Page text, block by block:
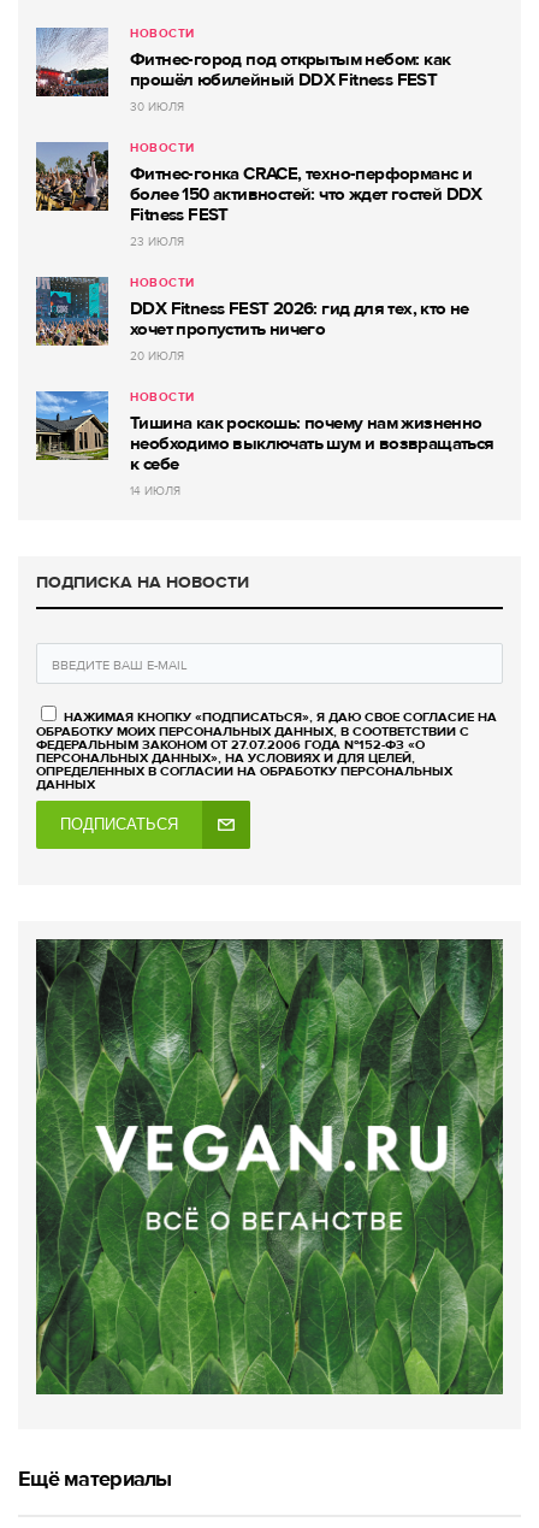
НОВОСТИ
Фитнес-город под открытым небом: как
прошёл юбилейный DDX Fitness FEST
30 ИЮЛЯ
НОВОСТИ
Фитнес-гонка CRACE, техно-перформанс и
более 150 активностей: что ждет гостей DDX
Fitness FEST
23 ИЮЛЯ
НОВОСТИ
DDX Fitness FEST 2026: гид для тех, кто не
хочет пропустить ничего
20 ИЮЛЯ
НОВОСТИ
Тишина как роскошь: почему нам жизненно
необходимо выключать шум и возвращаться
к себе
14 ИЮЛЯ
ПОДПИСКА НА НОВОСТИ
НАЖИМАЯ КНОПКУ «ПОДПИСАТЬСЯ», Я ДАЮ СВОЕ СОГЛАСИЕ НА
ОБРАБОТКУ МОИХ ПЕРСОНАЛЬНЫХ ДАННЫХ, В СООТВЕТСТВИИ С
ФЕДЕРАЛЬНЫМ ЗАКОНОМ ОТ 27.07.2006 ГОДА №152-ФЗ «О
ПЕРСОНАЛЬНЫХ ДАННЫХ», НА УСЛОВИЯХ И ДЛЯ ЦЕЛЕЙ,
ОПРЕДЕЛЕННЫХ В СОГЛАСИИ НА ОБРАБОТКУ ПЕРСОНАЛЬНЫХ
ДАННЫХ
ПОДПИСАТЬСЯ
Ещё материалы